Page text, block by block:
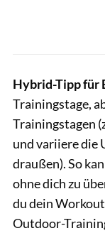
Hybrid-Tipp für
Trainingstage,
Trainingstagen
und variiere die
draußen). So
ohne dich zu
du dein
Outdoor-